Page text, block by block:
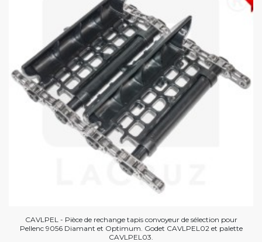
CAVLPEL - Pièce de rechange tapis convoyeur de sélection pour
Pellenc 9056 Diamant et Optimum. Godet CAVLPEL02 et palette
CAVLPEL03.